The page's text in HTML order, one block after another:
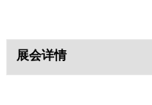
展会详情